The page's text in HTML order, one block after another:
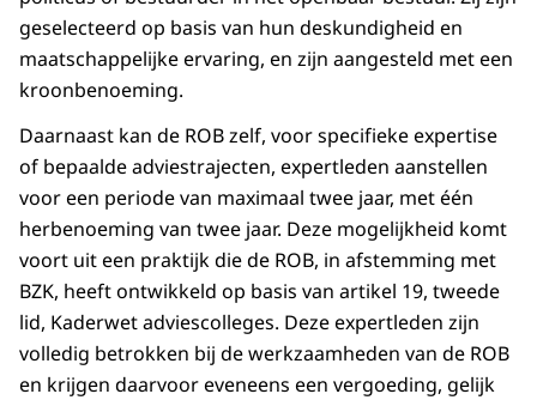
geselecteerd op basis van hun deskundigheid en
maatschappelijke ervaring, en zijn aangesteld met een
kroonbenoeming.
Daarnaast kan de ROB zelf, voor specifieke expertise
of bepaalde adviestrajecten, expertleden aanstellen
voor een periode van maximaal twee jaar, met één
herbenoeming van twee jaar. Deze mogelijkheid komt
voort uit een praktijk die de ROB, in afstemming met
BZK, heeft ontwikkeld op basis van artikel 19, tweede
lid, Kaderwet adviescolleges. Deze expertleden zijn
volledig betrokken bij de werkzaamheden van de ROB
en krijgen daarvoor eveneens een vergoeding, gelijk